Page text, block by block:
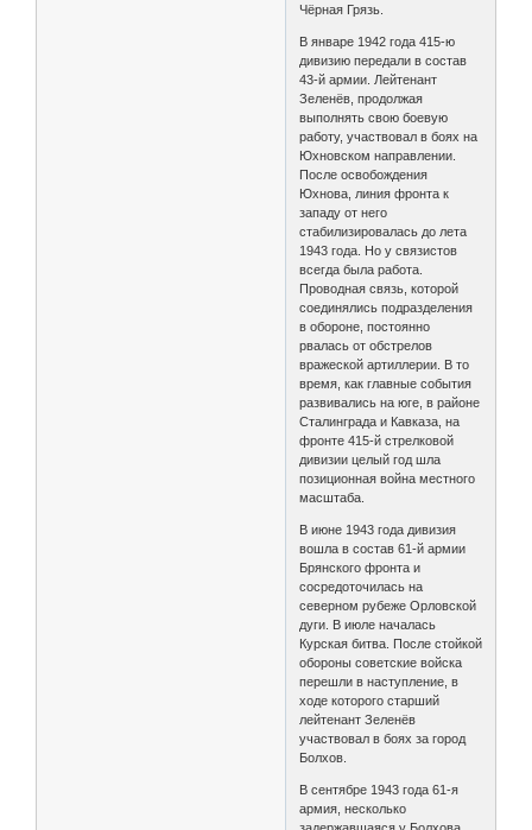
Чёрная Грязь.
В январе 1942 года 415-ю
дивизию передали в состав
43-й армии. Лейтенант
Зеленёв, продолжая
выполнять свою боевую
работу, участвовал в боях на
Юхновском направлении.
После освобождения
Юхнова, линия фронта к
западу от него
стабилизировалась до лета
1943 года. Но у связистов
всегда была работа.
Проводная связь, которой
соединялись подразделения
в обороне, постоянно
рвалась от обстрелов
вражеской артиллерии. В то
время, как главные события
развивались на юге, в районе
Сталинграда и Кавказа, на
фронте 415-й стрелковой
дивизии целый год шла
позиционная война местного
масштаба.
В июне 1943 года дивизия
вошла в состав 61-й армии
Брянского фронта и
сосредоточилась на
северном рубеже Орловской
дуги. В июле началась
Курская битва. После стойкой
обороны советские войска
перешли в наступление, в
ходе которого старший
лейтенант Зеленёв
участвовал в боях за город
Болхов.
В сентябре 1943 года 61-я
армия, несколько